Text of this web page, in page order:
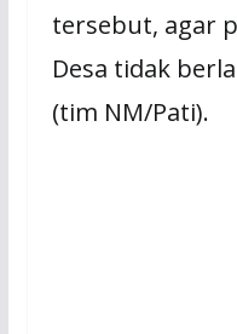
tersebut, agar
Desa tidak
(tim NM/Pati).